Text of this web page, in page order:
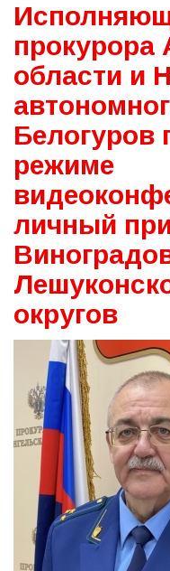
прокурора
области и
Белогуров
режиме
личный
округов